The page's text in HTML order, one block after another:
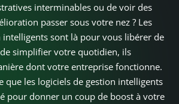
interminables ou de voir des
passer sous votre nez ? Les
intelligents sont là pour vous libérer de
de simplifier votre quotidien, ils
dont votre entreprise fonctionne.
que les logiciels de gestion intelligents
pour donner un coup de boost à votre